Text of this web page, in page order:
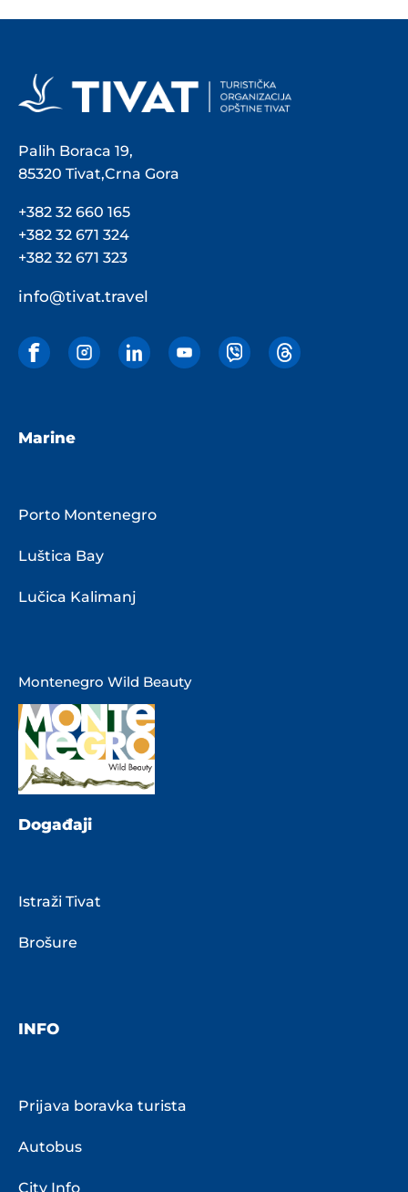
Palih Boraca 19,
85320 Tivat,Crna Gora
+382 32 660 165
+382 32 671 324
+382 32 671 323
info@tivat.travel
Marine
Porto Montenegro
Luštica Bay
Lučica Kalimanj
Montenegro Wild Beauty
Događaji
Istraži Tivat
Brošure
INFO
Prijava boravka turista
Autobus
City Info